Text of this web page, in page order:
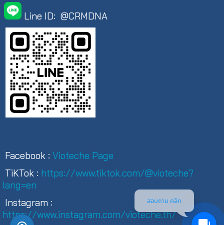
Line ID: @CRMDNA
Facebook : Vioteche Page
TiKTok : https://www.tiktok.com/@vioteche?
lang=en
Instagram :
https://www.instagram.com/vioteche.th/
สอบถาม คลิก